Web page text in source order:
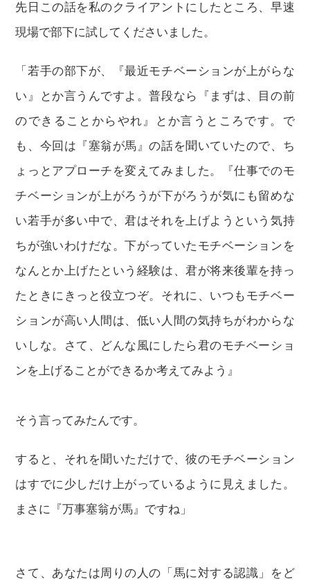
先日この話を私のクライアントにしたところ、早速
現場で部下に試してくださいました。
「若手の部下が、『最近モチベーションが上がらな
い』とか言うんですよ。普段なら『まずは、目の前
のできることからやれ』とか言うところです。で
も、今回は『塞翁が馬』の話を聞いていたので、ち
ょっとアプローチを変えてみました。『仕事でのモ
チベーションが上がろうが下がろうが気にも留めな
い若手が多い中で、君はそれを上げようという気持
ちが強いわけだな。下がっていたモチベーションを
なんとか上げたという経験は、君が将来後輩を持っ
たときにきっと役立つぞ。それに、いつもモチベー
ションが高い人間は、低い人間の気持ちがわからな
いしな。さて、どんな風にしたら君のモチベーショ
ンを上げることができるか考えてみよう』
そう言ってみたんです。
すると、それを聞いただけで、彼のモチベーション
はすでに少しだけ上がっているように見えました。
まさに『万事塞翁が馬』ですね」
さて、あなたは周りの人の「馬に対する認識」をど